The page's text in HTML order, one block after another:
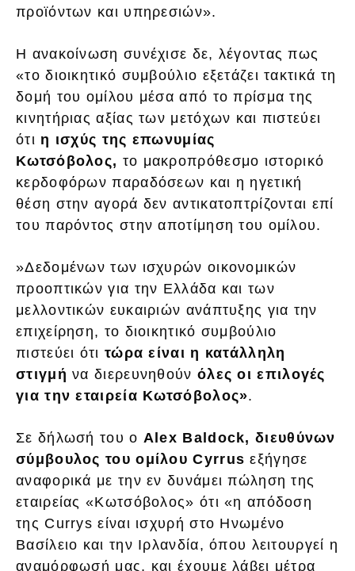
προϊόντων και υπηρεσιών».
Η ανακοίνωση συνέχισε δε, λέγοντας πως
«το διοικητικό συμβούλιο εξετάζει τακτικά τη
δομή του ομίλου μέσα από το πρίσμα της
κινητήριας αξίας των μετόχων και πιστεύει
ότι η ισχύς της επωνυμίας
Κωτσόβολος, το μακροπρόθεσμο ιστορικό
κερδοφόρων παραδόσεων και η ηγετική
θέση στην αγορά δεν αντικατοπτρίζονται επί
του παρόντος στην αποτίμηση του ομίλου.
»Δεδομένων των ισχυρών οικονομικών
προοπτικών για την Ελλάδα και των
μελλοντικών ευκαιριών ανάπτυξης για την
επιχείρηση, το διοικητικό συμβούλιο
πιστεύει ότι τώρα είναι η κατάλληλη
στιγμήνα διερευνηθούν όλες οι επιλογές
για την εταιρεία Κωτσόβολος».
Σε δήλωσή του ο Alex Baldock, διευθύνων
σύμβουλος του ομίλου Cyrrusεξήγησε
αναφορικά με την εν δυνάμει πώληση της
εταιρείας «Κωτσόβολος» ότι «η απόδοση
της Currys είναι ισχυρή στο Ηνωμένο
Βασίλειο και την Ιρλανδία, όπου λειτουργεί η
αναμόρφωσή μας, και έχουμε λάβει μέτρα